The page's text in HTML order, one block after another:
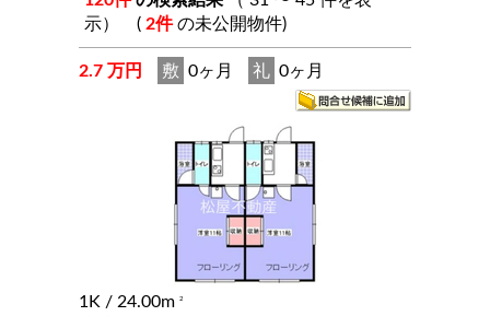
示） ( 2件 の未公開物件)
2.7 万円 敷 0ヶ月 礼 0ヶ月
1K / 24.00m 2